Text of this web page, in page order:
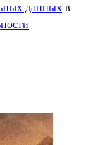
данных в